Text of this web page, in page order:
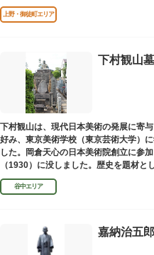
た。
上野・御徒町エリア
下村観山墓
下村観山は、現代日本美術の発展に寄
好み、東京美術学校（東京芸術大学）
した。岡倉天心の日本美術院創立に参
（1930）に没しました。歴史を題材
表作です。お墓は安立寺（あんりゅうじ
谷中エリア
嘉納治五